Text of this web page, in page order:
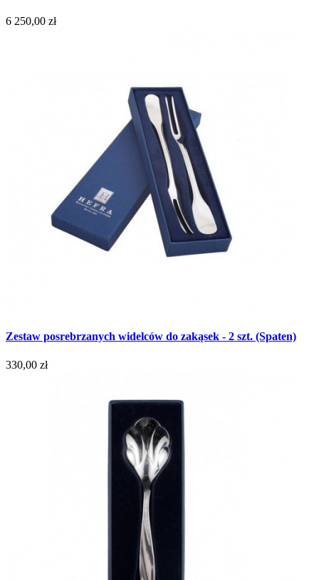
6 250,00 zł
Zestaw posrebrzanych widelców do zakąsek - 2 szt. (Spaten)
330,00 zł